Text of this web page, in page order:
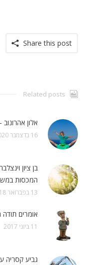
Share this post
Related posts
אלון
16 בדצמבר 2020
בן ציון
המכסות
13 בפברואר 2018
אומרים תודה
11 ביוני 2017